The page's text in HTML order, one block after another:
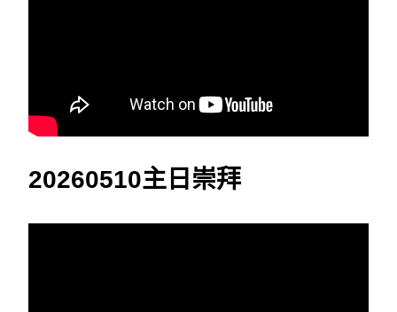
20260510主日崇拜